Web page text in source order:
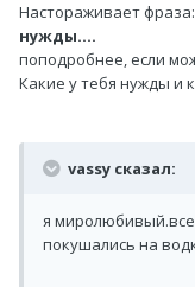
Настораживает
нужды....
поподробнее, если
Какие у тебя нужды и
vassy сказал:
я миролюбивый.все
покушались на